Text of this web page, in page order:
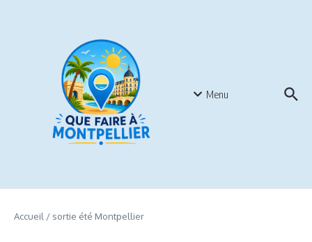
Menu
Accueil / sortie été Montpellier